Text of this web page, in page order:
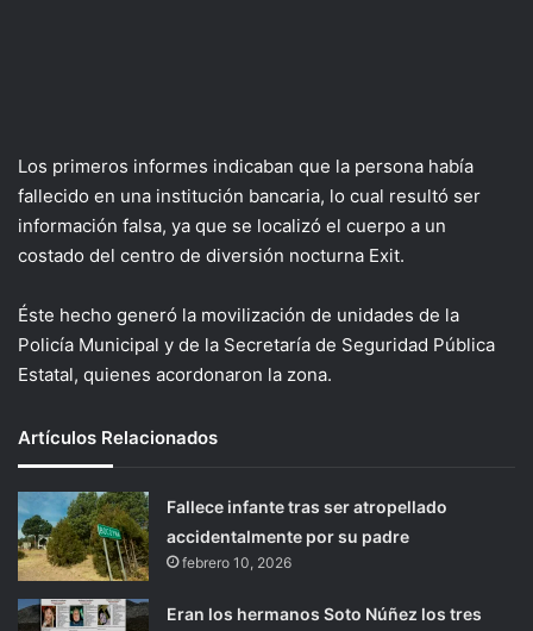
Los primeros informes indicaban que la persona había
fallecido en una institución bancaria, lo cual resultó ser
información falsa, ya que se localizó el cuerpo a un
costado del centro de diversión nocturna Exit.
Éste hecho generó la movilización de unidades de la
Policía Municipal y de la Secretaría de Seguridad Pública
Estatal, quienes acordonaron la zona.
Artículos Relacionados
Fallece infante tras ser atropellado
accidentalmente por su padre
febrero 10, 2026
Eran los hermanos Soto Núñez los tres